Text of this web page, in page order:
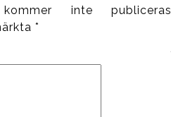
inte
*